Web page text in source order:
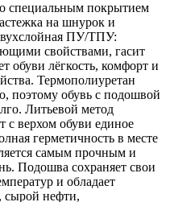
специальным покрытием
на шнурок и
ПУ/ТПУ:
свойствами, гасит
обуви лёгкость, комфорт и
Термополиуретан
поэтому обувь с подошвой
Литьевой метод
с верхом обуви единое
герметичность в месте
самым прочным и
Подошва сохраняет свои
и обладает
сырой нефти,